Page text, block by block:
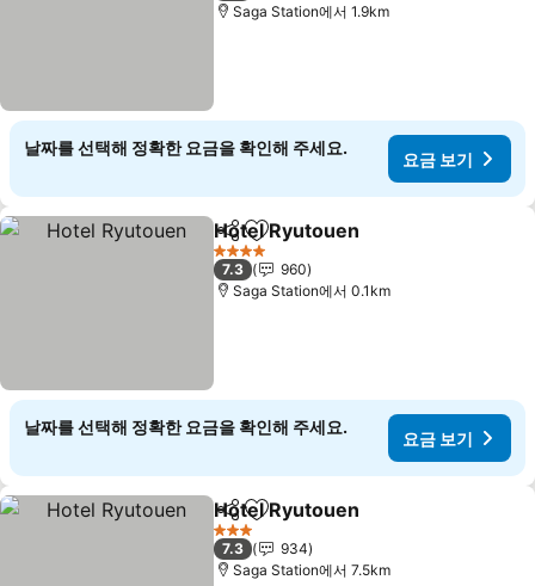
Saga Station에서 1.9km
날짜를 선택해 정확한 요금을 확인해 주세요.
요금 보기
공유 즐겨찾기에 추가
Hotel Ryutouen
4 성급
7.3
960
Saga Station에서 0.1km
날짜를 선택해 정확한 요금을 확인해 주세요.
요금 보기
공유 즐겨찾기에 추가
Hotel Ryutouen
3 성급
7.3
934
Saga Station에서 7.5km